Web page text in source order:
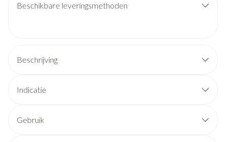
Beschikbare leveringsmethoden
Beschrijving
Indicatie
Gebruik